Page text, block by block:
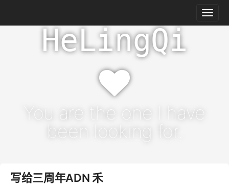
HeLingQi
You are the one I have
been looking for.
写给三周年ADN 禾